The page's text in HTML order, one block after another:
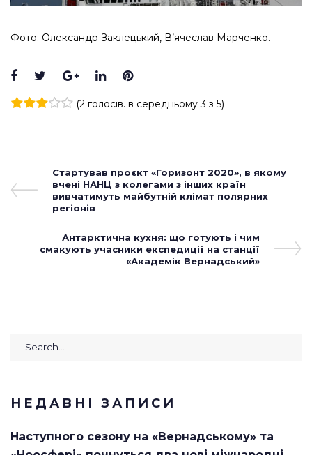
Фото: Олександр Заклецький, В’ячеслав Марченко.
Facebook
TwitterGoogle+
LinkedInPinterest
(2 голосів. в середньому3 з 5)
Навігація
записів
Previous
Post
Стартував проєкт «Горизонт 2020», в якому
вчені НАНЦ з колегами з інших країн
вивчатимуть майбутній клімат полярних
регіонів
Next
Post
Антарктична кухня: що готують і чим
смакують учасники експедиції на станції
«Академік Вернадський»
Search
НЕДАВНІ ЗАПИСИ
Наступного сезону на «Вернадському» та